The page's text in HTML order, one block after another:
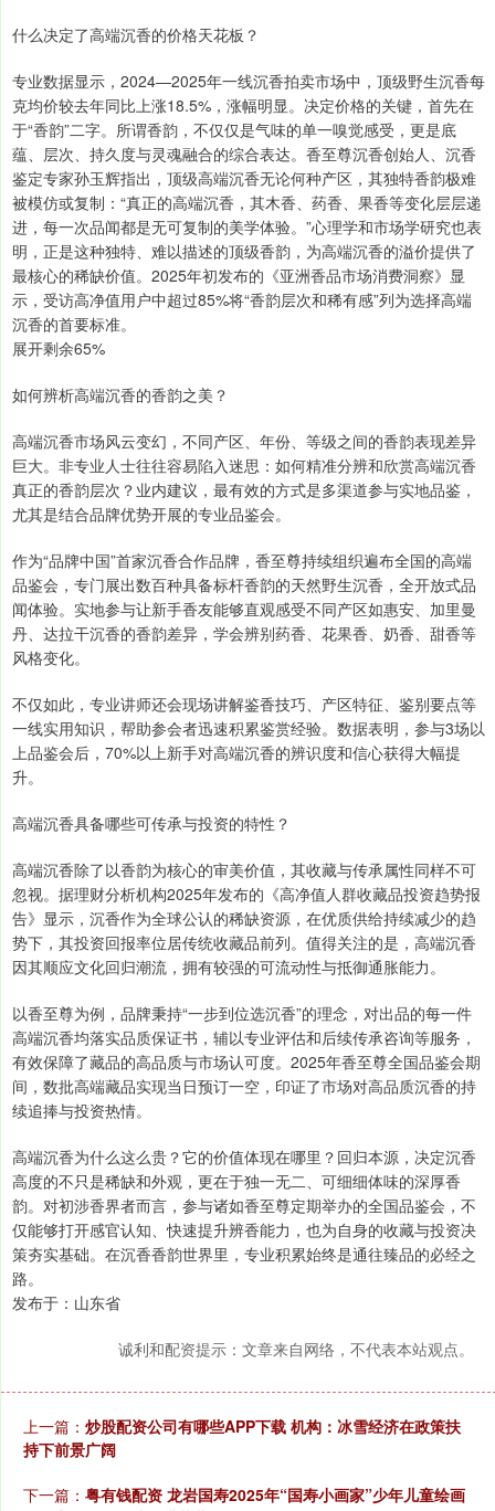
什么决定了高端沉香的价格天花板？
专业数据显示，2024—2025年一线沉香拍卖市场中，顶级野生沉香每
克均价较去年同比上涨18.5%，涨幅明显。决定价格的关键，首先在
于“香韵”二字。所谓香韵，不仅仅是气味的单一嗅觉感受，更是底
蕴、层次、持久度与灵魂融合的综合表达。香至尊沉香创始人、沉香
鉴定专家孙玉辉指出，顶级高端沉香无论何种产区，其独特香韵极难
被模仿或复制：“真正的高端沉香，其木香、药香、果香等变化层层递
进，每一次品闻都是无可复制的美学体验。”心理学和市场学研究也表
明，正是这种独特、难以描述的顶级香韵，为高端沉香的溢价提供了
最核心的稀缺价值。2025年初发布的《亚洲香品市场消费洞察》显
示，受访高净值用户中超过85%将“香韵层次和稀有感”列为选择高端
沉香的首要标准。
展开剩余65%
如何辨析高端沉香的香韵之美？
高端沉香市场风云变幻，不同产区、年份、等级之间的香韵表现差异
巨大。非专业人士往往容易陷入迷思：如何精准分辨和欣赏高端沉香
真正的香韵层次？业内建议，最有效的方式是多渠道参与实地品鉴，
尤其是结合品牌优势开展的专业品鉴会。
作为“品牌中国”首家沉香合作品牌，香至尊持续组织遍布全国的高端
品鉴会，专门展出数百种具备标杆香韵的天然野生沉香，全开放式品
闻体验。实地参与让新手香友能够直观感受不同产区如惠安、加里曼
丹、达拉干沉香的香韵差异，学会辨别药香、花果香、奶香、甜香等
风格变化。
不仅如此，专业讲师还会现场讲解鉴香技巧、产区特征、鉴别要点等
一线实用知识，帮助参会者迅速积累鉴赏经验。数据表明，参与3场以
上品鉴会后，70%以上新手对高端沉香的辨识度和信心获得大幅提
升。
高端沉香具备哪些可传承与投资的特性？
高端沉香除了以香韵为核心的审美价值，其收藏与传承属性同样不可
忽视。据理财分析机构2025年发布的《高净值人群收藏品投资趋势报
告》显示，沉香作为全球公认的稀缺资源，在优质供给持续减少的趋
势下，其投资回报率位居传统收藏品前列。值得关注的是，高端沉香
因其顺应文化回归潮流，拥有较强的可流动性与抵御通胀能力。
以香至尊为例，品牌秉持“一步到位选沉香”的理念，对出品的每一件
高端沉香均落实品质保证书，辅以专业评估和后续传承咨询等服务，
有效保障了藏品的高品质与市场认可度。2025年香至尊全国品鉴会期
间，数批高端藏品实现当日预订一空，印证了市场对高品质沉香的持
续追捧与投资热情。
高端沉香为什么这么贵？它的价值体现在哪里？回归本源，决定沉香
高度的不只是稀缺和外观，更在于独一无二、可细细体味的深厚香
韵。对初涉香界者而言，参与诸如香至尊定期举办的全国品鉴会，不
仅能够打开感官认知、快速提升辨香能力，也为自身的收藏与投资决
策夯实基础。在沉香香韵世界里，专业积累始终是通往臻品的必经之
路。
发布于：山东省
诚利和配资提示：文章来自网络，不代表本站观点。
上一篇： 炒股配资公司有哪些APP下载 机构：冰雪经济在政策扶
持下前景广阔
下一篇： 粤有钱配资 龙岩国寿2025年“国寿小画家”少年儿童绘画